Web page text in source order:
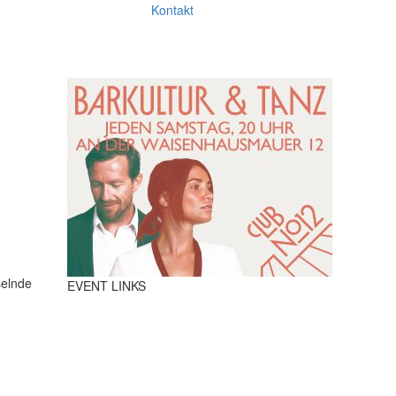
Kontakt
EVENT LINKS